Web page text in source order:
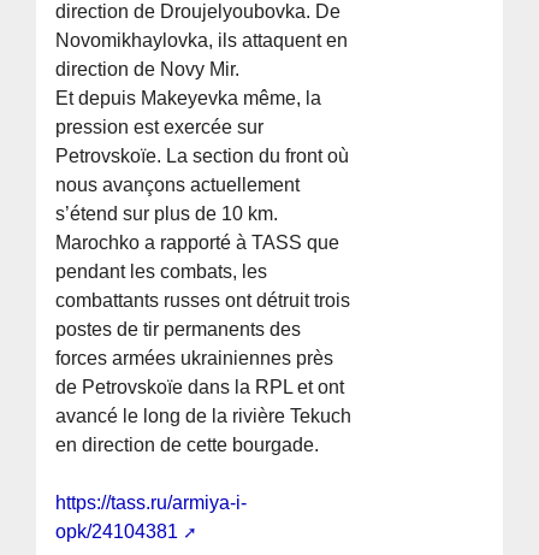
direction de Droujelyoubovka. De
Novomikhaylovka, ils attaquent en
direction de Novy Mir.
Et depuis Makeyevka même, la
pression est exercée sur
Petrovskoïe. La section du front où
nous avançons actuellement
s’étend sur plus de 10 km.
Marochko a rapporté à TASS que
pendant les combats, les
combattants russes ont détruit trois
postes de tir permanents des
forces armées ukrainiennes près
de Petrovskoïe dans la RPL et ont
avancé le long de la rivière Tekuch
en direction de cette bourgade.
https://tass.ru/armiya-i-
opk/24104381